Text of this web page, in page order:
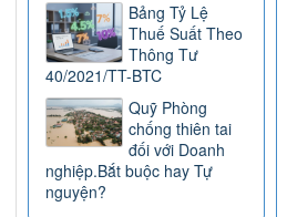
Bảng Tỷ Lệ
Thuế Suất Theo
Thông Tư
40/2021/TT-BTC
Quỹ Phòng
chống thiên tai
đối với Doanh
nghiệp.Bắt buộc hay Tự
nguyện?